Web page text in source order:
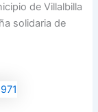
de Villalbilla
solidaria de